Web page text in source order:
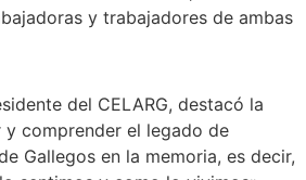
y trabajadores de ambas
del CELARG, destacó la
y comprender el legado de
Gallegos en la memoria, es decir,